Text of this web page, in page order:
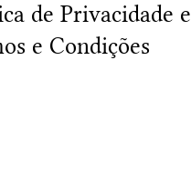
de Privacidade e
e Condições